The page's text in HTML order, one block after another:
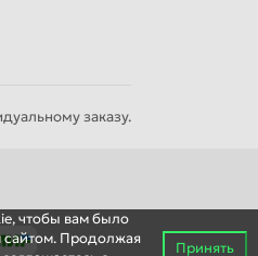
заказу.
чтобы вам было
сайтом. Продолжая
Принять